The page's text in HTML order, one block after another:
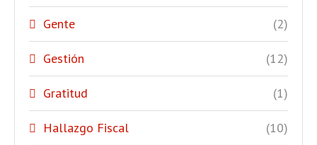
Gente (2)
Gestión (12)
Gratitud (1)
Hallazgo Fiscal (10)